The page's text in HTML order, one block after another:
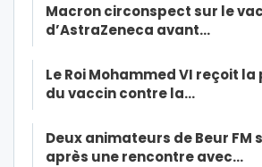
Macron circonspect sur le
d’AstraZeneca avant…
Le Roi Mohammed VI reçoit
du vaccin contre la…
Deux animateurs de Beur FM
après une rencontre avec…